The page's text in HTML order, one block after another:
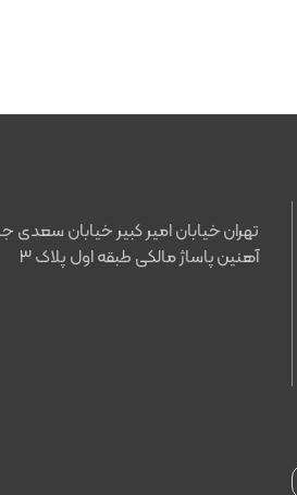
تهران خیابان امیر کبیر خیابان سعدی
آهنین پاساژ مالکی طبقه اول پلاک ۳